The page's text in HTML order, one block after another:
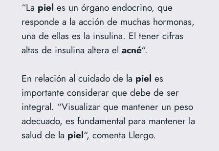
“La piel es un órgano endocrino, que
responde a la acción de muchas hormonas,
una de ellas es la insulina. El tener cifras
altas de insulina altera el acné”.
En relación al cuidado de la piel es
importante considerar que debe de ser
integral. “Visualizar que mantener un peso
adecuado, es fundamental para mantener la
salud de la piel“, comenta Llergo.